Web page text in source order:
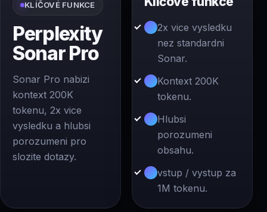
KLÍČOVÉ FUNKCE
Perplexity
Sonar Pro
Sonar Pro nabizi
kontext 200K
tokenu, 2x vice
vysledku a hlubsi
porozumeni pro
slozite dotazy.
2x vice vysledku
nez standardni
Sonar.
Kontext 200K
tokenu.
Hlubsi
porozumeni
obsahu.
vstup / vystup za
1M tokenu.